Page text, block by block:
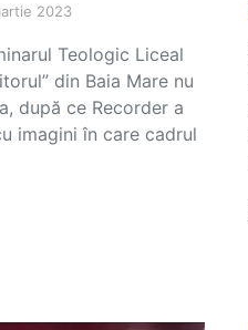
2023
Teologic Liceal
din Baia Mare nu
după ce Recorder a
imagini în care cadrul